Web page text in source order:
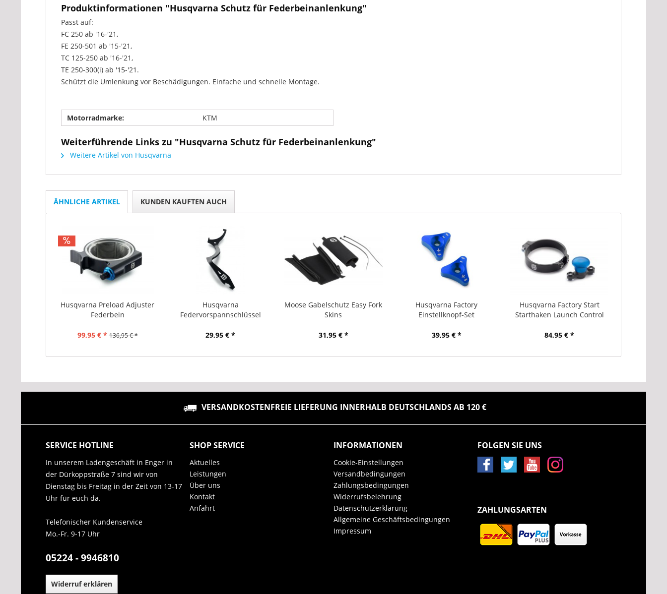
Produktinformationen "Husqvarna Schutz für Federbeinanlenkung"
Passt auf:
FC 250 ab '16-'21,
FE 250-501 ab '15-'21,
TC 125-250 ab '16-'21,
TE 250-300(i) ab '15-'21.
Schützt die Umlenkung vor Beschädigungen. Einfache und schnelle Montage.
Motorradmarke: KTM
Weiterführende Links zu "Husqvarna Schutz für Federbeinanlenkung"
Weitere Artikel von Husqvarna
ÄHNLICHE ARTIKEL KUNDEN KAUFTEN AUCH
Husqvarna Preload Adjuster
Federbein
99,95 € * 136,95 € *
Husqvarna
Federvorspannschlüssel
29,95 € *
Moose Gabelschutz Easy Fork
Skins
31,95 € *
Husqvarna Factory
Einstellknopf-Set
39,95 € *
Husqvarna Factory Start
Starthaken Launch Control
84,95 € *
VERSANDKOSTENFREIE LIEFERUNG INNERHALB DEUTSCHLANDS AB 120 €
SERVICE HOTLINE
In unserem Ladengeschäft in Enger in
der Dürkoppstraße 7 sind wir von
Dienstag bis Freitag in der Zeit von 13-17
Uhr für euch da.
Telefonischer Kundenservice
Mo.-Fr. 9-17 Uhr
05224 - 9946810
Widerruf erklären
SHOP SERVICE
Aktuelles
Leistungen
Über uns
Kontakt
Anfahrt
INFORMATIONEN
Cookie-Einstellungen
Versandbedingungen
Zahlungsbedingungen
Widerrufsbelehrung
Datenschutzerklärung
Allgemeine Geschäftsbedingungen
Impressum
FOLGEN SIE UNS
ZAHLUNGSARTEN